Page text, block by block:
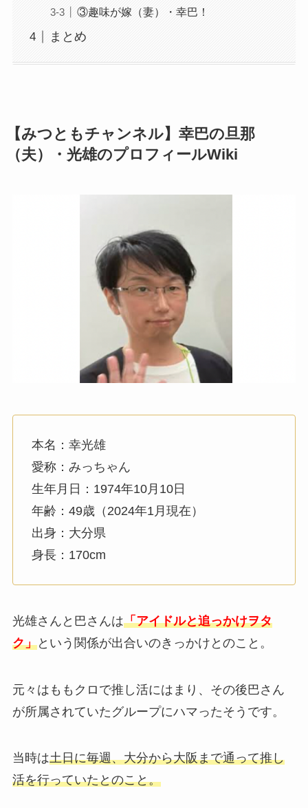
③趣味が嫁（妻）・幸巴！
まとめ
【みつともチャンネル】幸巴の旦那
（夫）・光雄のプロフィールWiki
本名：幸光雄
愛称：みっちゃん
生年月日：1974年10月10日
年齢：49歳（2024年1月現在）
出身：大分県
身長：170cm
光雄さんと巴さんは「アイドルと追っかけヲタ
ク」という関係が出合いのきっかけとのこと。
元々はももクロで推し活にはまり、その後巴さん
が所属されていたグループにハマったそうです。
当時は土日に毎週、大分から大阪まで通って推し
活を行っていたとのこと。